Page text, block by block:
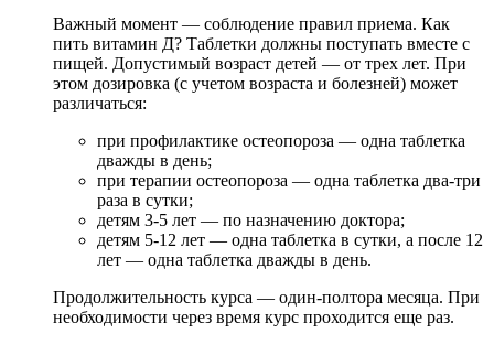
Важный момент — соблюдение правил приема. Как
пить витамин Д? Таблетки должны поступать вместе с
пищей. Допустимый возраст детей — от трех лет. При
этом дозировка (с учетом возраста и болезней) может
различаться:
при профилактике остеопороза — одна таблетка
дважды в день;
при терапии остеопороза — одна таблетка два-три
раза в сутки;
детям 3-5 лет — по назначению доктора;
детям 5-12 лет — одна таблетка в сутки, а после 12
лет — одна таблетка дважды в день.
Продолжительность курса — один-полтора месяца. При
необходимости через время курс проходится еще раз.